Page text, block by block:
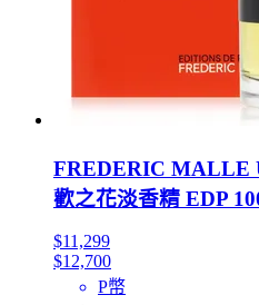
FREDERIC MALLE
歡之花淡香精 EDP
$11,299
$12,700
P幣